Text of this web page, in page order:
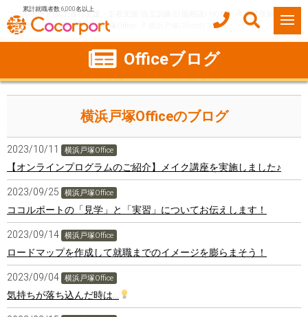
累計就職者数 6,000名以上
ココルポート(就労移行支援・定着支援/自立訓練/計画相談) HOME
事業所紹介
神奈川県
横浜市 横浜戸塚Office 横浜戸塚Officeのブログ
Officeブログ
横浜戸塚Officeのブログ
2023/10/11 横浜戸塚Office
【オンラインプログラムのご紹介】メイク講座を実施しました♪
2023/09/25 横浜戸塚Office
ココルポートの「見学」と「実習」についてお伝えします！
2023/09/14 横浜戸塚Office
ロードマップを作成して就職までのイメージを膨らまそう！
2023/09/04 横浜戸塚Office
気持ちが落ち込んだ時は…